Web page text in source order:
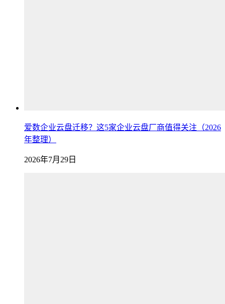
爱数企业云盘迁移？这5家企业云盘厂商值得关注（2026
年整理）
2026年7月29日